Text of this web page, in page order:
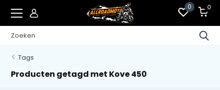
0 0
Tags
Producten getagd met Kove 450